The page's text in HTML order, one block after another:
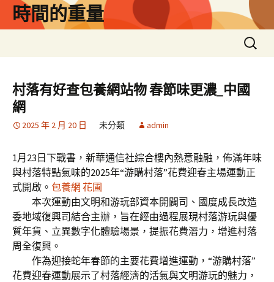
時間的重量
搜
尋
鍵
字:
村落有好查包養網站物 春節味更濃_中國
網
2025 年 2 月 20 日 未分類 admin
1月23日下戰書，新華通信社綜合樓內熱意融融，佈滿年味
與村落特點氣味的2025年“游購村落”花費迎春主場運動正
式開啟。 包養網 花圃
本次運動由文明和游玩部資本開闢司、國度成長改造
委地域復興司結合主辦，旨在經由過程展現村落游玩與優
質年貨、立異數字化體驗場景，提振花費潛力，增進村落
周全復興。
作為迎接蛇年春節的主要花費增進運動，“游購村落”
花費迎春運動展示了村落經濟的活氣與文明游玩的魅力，